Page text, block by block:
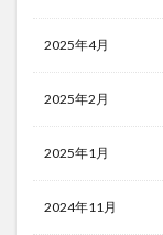
2025年4月
2025年2月
2025年1月
2024年11月